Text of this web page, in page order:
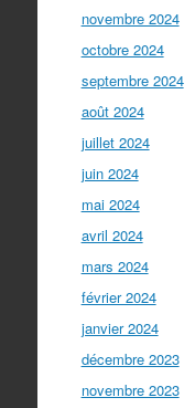
novembre 2024
octobre 2024
septembre 2024
août 2024
juillet 2024
juin 2024
mai 2024
avril 2024
mars 2024
février 2024
janvier 2024
décembre 2023
novembre 2023